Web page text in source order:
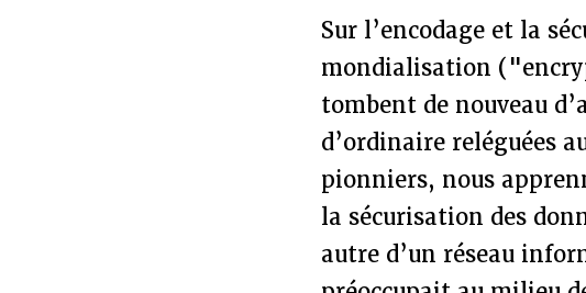
Sur l’encodage et la
mondialisation
tombent de nouveau
d’ordinaire reléguées
pionniers, nous
la sécurisation des
autre d’un réseau